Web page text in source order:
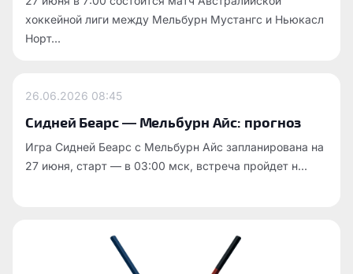
хоккейной лиги между Мельбурн Мустангс и Ньюкасл
Норт...
26.06.2026 08:45
Сидней Беарс — Мельбурн Айс: прогноз
Игра Сидней Беарс с Мельбурн Айс запланирована на
27 июня, старт — в 03:00 мск, встреча пройдет н...